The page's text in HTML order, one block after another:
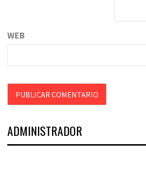
WEB
ADMINISTRADOR